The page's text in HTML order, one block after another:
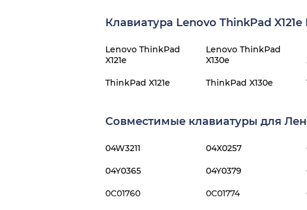
Клавиатура Lenovo ThinkPad
Lenovo ThinkPad
X121e
Lenovo ThinkPad
X130e
ThinkPad X121e ThinkPad X130e
Совместимые клавиатуры для
04W3211 04X0257
04Y0365 04Y0379
0C01760 0C01774